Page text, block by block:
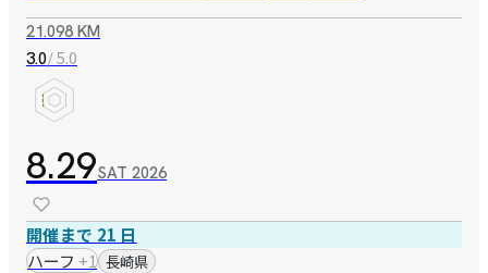
21.098 KM
3.0/ 5.0
8.29SAT 2026
開催まで 21 日
ハーフ +1 長崎県